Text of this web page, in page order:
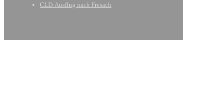
CLD-Ausflug nach Fresach